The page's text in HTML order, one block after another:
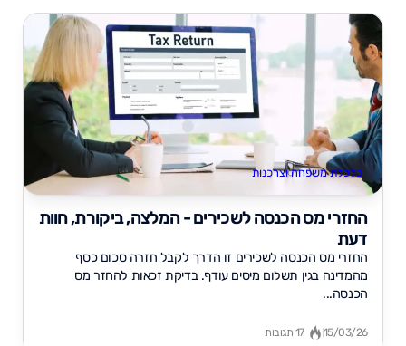
כלכלת משפחה וצרכנות
החזרי מס הכנסה לשכירים - המלצה, ביקורת, חוות
דעת
החזרי מס הכנסה לשכירים זו הדרך לקבל חזרה סכום כסף
מהמדינה בגין תשלום מיסים עודף. בדיקת זכאות להחזר מס
הכנסה...
15/03/26 17 תגובות